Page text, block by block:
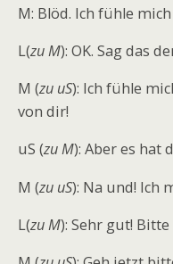
M: Blöd. Ich fühle
L(zu M): OK. Sag das
M (zu uS): Ich fühle
von dir!
uS (zu M): Aber es hat
M (zu uS): Na und! Ich
L(zu M): Sehr gut!